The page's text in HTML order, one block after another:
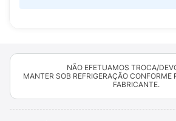
NÃO EFETUAMOS TROCA/
MANTER SOB REFRIGERAÇÃO CONFORME
FABRICANTE.